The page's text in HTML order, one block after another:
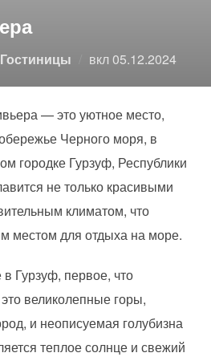
Гостиницы вкл Опубликовано
05.12.2024
— это уютное место,
Черного моря, в
городке Гурзуф, Республики
не только красивыми
климатом, что
местом для отдыха на море.
Гурзуф, первое, что
великолепные горы,
и неописуемая голубизна
теплое солнце и свежий